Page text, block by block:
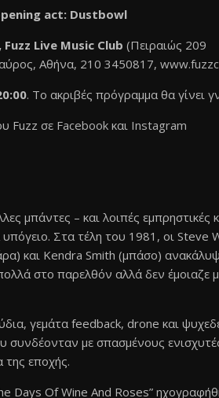
act: Dustbowl
, Fuzz Live Music Club (Πειραιώς 209
Αθήνα, 210 3450817,
. Το ακριβές πρόγραμμα θα γίνει
Fuzz σε Facebook και Instagram
μπάντες – και λοιπές εμπρηστικές
υπόγειο. Στα τέλη του 1981, οι Steve
και Kendra Smith (μπάσο)
στο παρελθόν αλλά δεν έμοιαζε
γεμάτα feedback, drone και
συνδέονταν με σπασμένους
εποχής.
Days Of Wine And Roses”